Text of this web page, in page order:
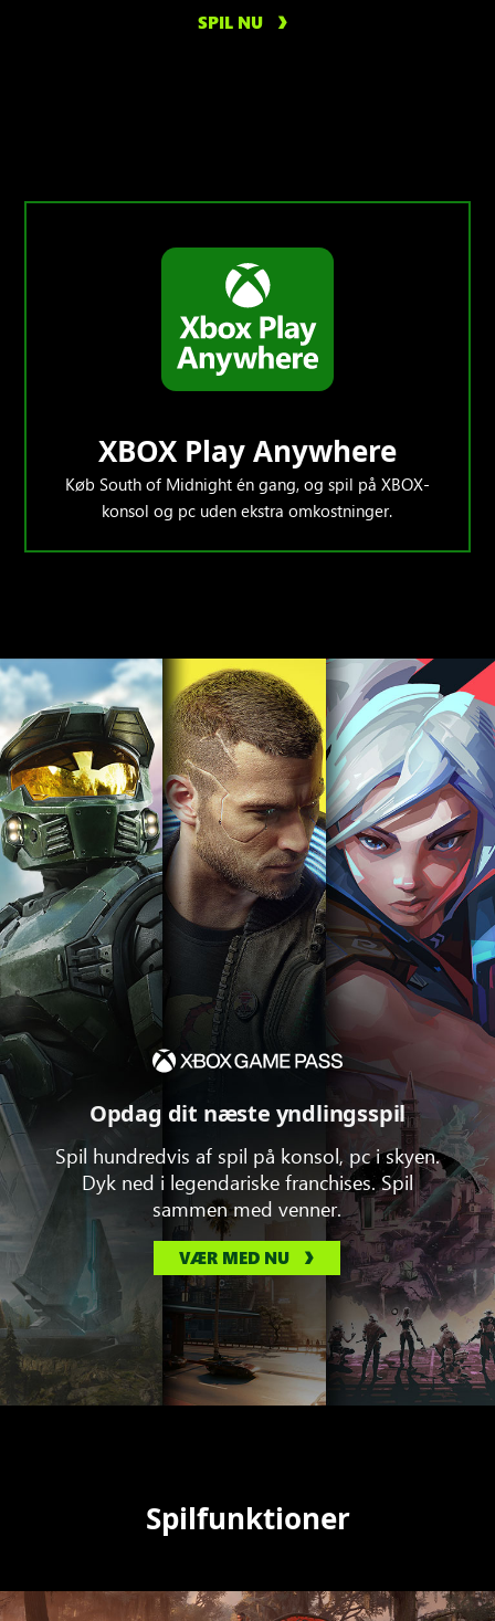
SPIL NU
XBOX Play Anywhere
Køb South of Midnight én gang, og spil på XBOX-
konsol og pc uden ekstra omkostninger.
Opdag dit næste yndlingsspil
Spil hundredvis af spil på konsol, pc i skyen.
Dyk ned i legendariske franchises. Spil
sammen med venner.
VÆR MED NU
Spilfunktioner